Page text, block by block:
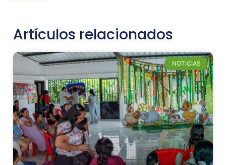
Artículos relacionados
NOTICIAS